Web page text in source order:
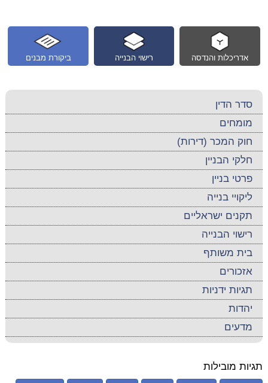
ביקורת מבנים רישוי הבנייה אדריכלות והנדסה
סדר הדין
מומחים
חוק המכר (דירות)
חלקי הבניין
פרטי בניין
ליקויי בנייה
תקנים ישראליים
רישוי הבנייה
בית משותף
אזכורים
תגיות ידניות
יהדות
מדעים
תגיות מובילות